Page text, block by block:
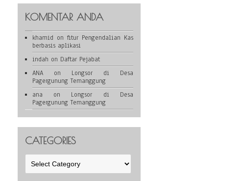
KOMENTAR ANDA
khamid on fitur Pengendalian Kas
berbasis aplikasi
indah on Daftar Pejabat
ANAon Longsor di Desa
Pagergunung Temanggung
ana on Longsor di Desa
Pagergunung Temanggung
CATEGORIES
Categories